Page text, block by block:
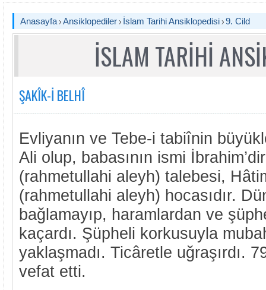
Anasayfa Ansiklopediler İslam Tarihi Ansiklopedisi 9. Cild
İSLAM TARİHİ
ŞAKÎK-İ BELHÎ
Evliyanın ve Tebe-i tabiînin
Ali olup, babasının ismi
(rahmetullahi aleyh) talebesi,
(rahmetullahi aleyh) hocasıdır.
bağlamayıp, haramlardan ve
kaçardı. Şüpheli korkusuyla
yaklaşmadı. Ticâretle uğraşırdı.
vefat etti.